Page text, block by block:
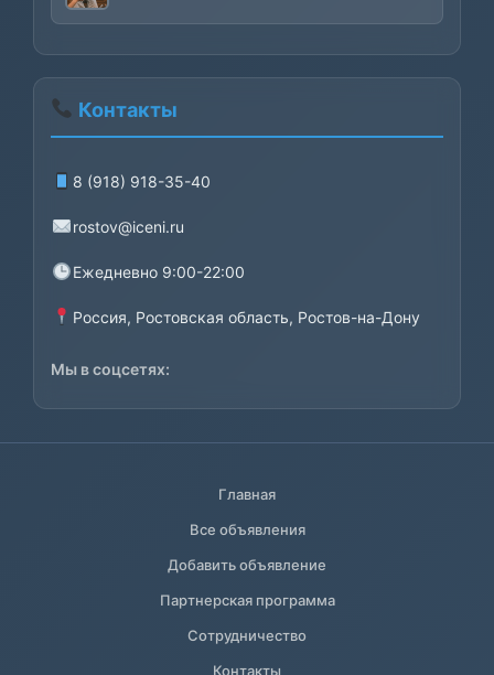
Контакты
8 (918) 918-35-40
rostov@iceni.ru
Ежедневно 9:00-22:00
Россия, Ростовская область, Ростов-на-Дону
Мы в соцсетях:
Главная
Все объявления
Добавить объявление
Партнерская программа
Сотрудничество
Контакты